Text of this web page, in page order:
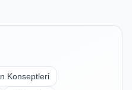
Konseptleri